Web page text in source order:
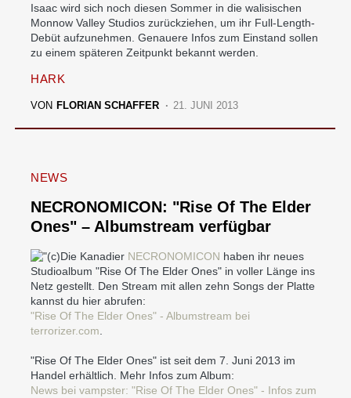
Isaac wird sich noch diesen Sommer in die walisischen
Monnow Valley Studios zurückziehen, um ihr Full-Length-
Debüt aufzunehmen. Genauere Infos zum Einstand sollen
zu einem späteren Zeitpunkt bekannt werden.
HARK
VON FLORIAN SCHAFFER 21. JUNI 2013
NEWS
NECRONOMICON: "Rise Of The Elder
Ones" – Albumstream verfügbar
Die Kanadier NECRONOMICON haben ihr neues
Studioalbum "Rise Of The Elder Ones" in voller Länge ins
Netz gestellt. Den Stream mit allen zehn Songs der Platte
kannst du hier abrufen:
"Rise Of The Elder Ones" - Albumstream bei
terrorizer.com.
"Rise Of The Elder Ones" ist seit dem 7. Juni 2013 im
Handel erhältlich. Mehr Infos zum Album:
News bei vampster: "Rise Of The Elder Ones" - Infos zum